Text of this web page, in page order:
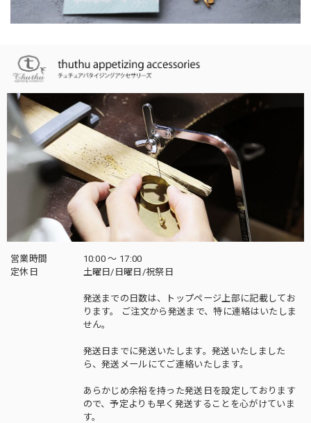
営業時間
10:00 〜 17:00
定休日
土曜日/日曜日/祝祭日
発送までの日数は、トップページ上部に記載してお
ります。 ご注文から発送まで、特に連絡はいたしま
せん。
発送日までに発送いたします。発送いたしました
ら、発送メールにてご連絡いたします。
あらかじめ余裕を持った発送日を設定しております
ので、予定よりも早く発送することを心がけていま
す。